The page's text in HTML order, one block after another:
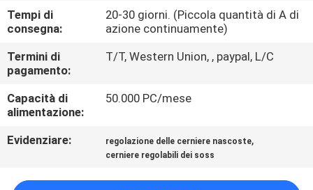
NOTIZIE
CASI
MAPPA
DEL
Tempi di
consegna:
20-30 giorni. (Piccola quantità di A di
azione continuamente)
Termini di
pagamento:
T/T, Western Union, , paypal, L/C
Capacità di
alimentazione:
50.000 PC/mese
Evidenziare: regolazione delle cerniere nascoste,
cerniere regolabili dei soss